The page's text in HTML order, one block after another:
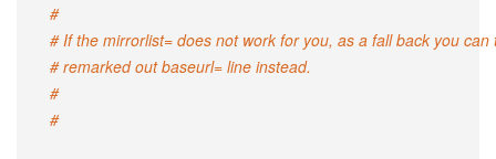
#
# If the mirrorlist= does not work for you, as a fall back you can
# remarked out baseurl= line instead.
#
#